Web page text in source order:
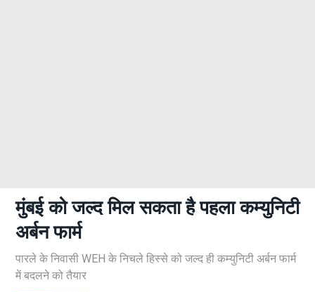
मुंबई को जल्द मिल सकता है पहला कम्युनिटी
अर्बन फार्म
पारले के निवासी WEH के निचले हिस्से को जल्द ही कम्युनिटी अर्बन फार्म
में बदलने को तैयार